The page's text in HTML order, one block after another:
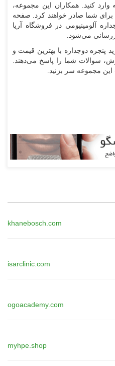
کنید. همکاران این مجموعه،
برای شما صادر خواهند کرد. صفحه
آلومینیومی در فروشگاه آریا
می‌شود.
پنجره دوجداره با بهترین قیمت و
سوالات شما را پاسخ می‌دهند.
این مجموعه سر بزنید.
khanebosch.com
isarclinic.com
ogoacademy.com
myhpe.shop